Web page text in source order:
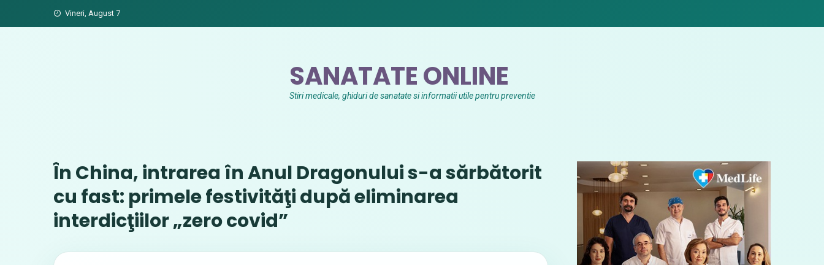
Vineri, August 7
SANATATE ONLINE
Stiri medicale, ghiduri de sanatate si informatii utile pentru preventie
În China, intrarea în Anul Dragonului s-a sărbătorit
cu fast: primele festivităţi după eliminarea
interdicţiilor „zero covid”